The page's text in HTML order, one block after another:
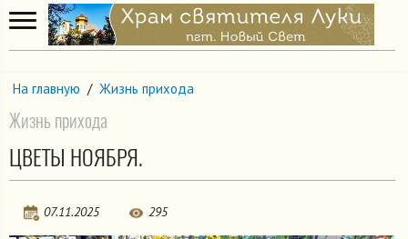
На главную / Жизнь прихода
Жизнь прихода
ЦВЕТЫ НОЯБРЯ.
07.11.2025 295